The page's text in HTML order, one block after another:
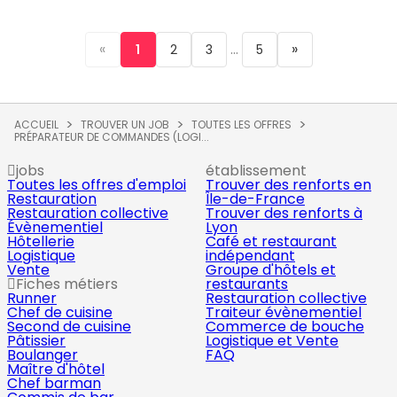
« 1 2 3 ... 5 »
ACCUEIL TROUVER UN JOB
TOUTES LES OFFRES
PRÉPARATEUR DE COMMANDES (LOGI...
jobs
Toutes les offres d'emploi
Restauration
Restauration collective
Évènementiel
Hôtellerie
Logistique
Vente
Fiches métiers
Runner
Chef de cuisine
Second de cuisine
Pâtissier
Boulanger
Maître d'hôtel
Chef barman
établissement
Trouver des renforts en
Île-de-France
Trouver des renforts à
Lyon
Café et restaurant
indépendant
Groupe d'hôtels et
restaurants
Restauration collective
Traiteur évènementiel
Commerce de bouche
Logistique et Vente
FAQ